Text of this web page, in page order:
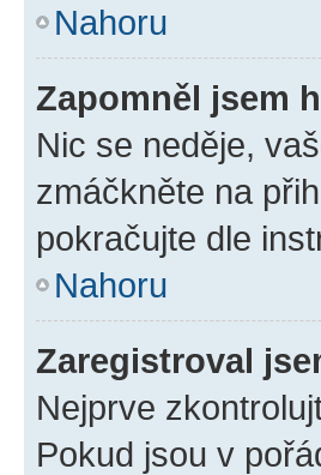
Nahoru
Zapomněl jsem
Nic se neděje,
zmáčkněte na
pokračujte dle
Nahoru
Zaregistroval
Nejprve
Pokud jsou v